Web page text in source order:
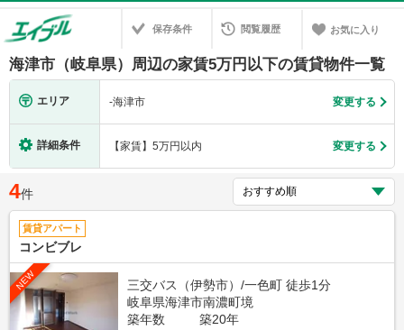
保存条件 閲覧履歴 お気に入り
海津市（岐阜県）周辺の家賃5万円以下の賃貸物件一覧
エリア -海津市 変更する
詳細条件 【家賃】5万円以内 変更する
4件
賃貸アパート
コンビブレ
NEW
三交バス（伊勢市）/一色町 徒歩1分
岐阜県海津市南濃町境
築年数
築20年